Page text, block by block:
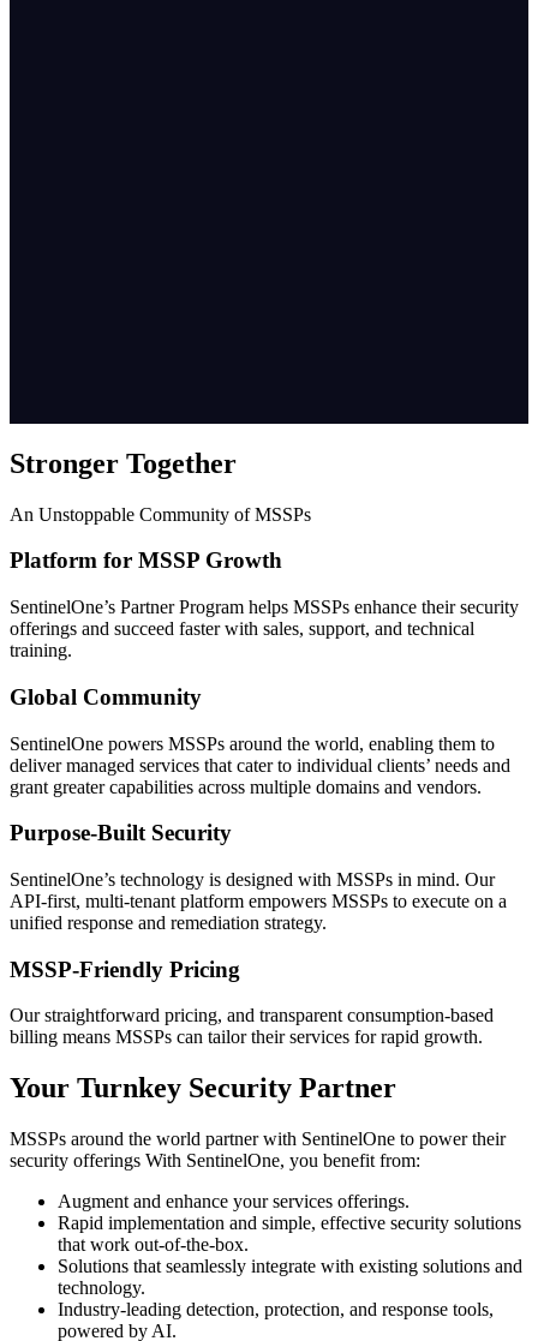
Stronger Together
An Unstoppable Community of MSSPs
Platform for MSSP Growth
SentinelOne’s Partner Program helps MSSPs enhance their security
offerings and succeed faster with sales, support, and technical
training.
Global Community
SentinelOne powers MSSPs around the world, enabling them to
deliver managed services that cater to individual clients’ needs and
grant greater capabilities across multiple domains and vendors.
Purpose-Built Security
SentinelOne’s technology is designed with MSSPs in mind. Our
API-first, multi-tenant platform empowers MSSPs to execute on a
unified response and remediation strategy.
MSSP-Friendly Pricing
Our straightforward pricing, and transparent consumption-based
billing means MSSPs can tailor their services for rapid growth.
Your Turnkey Security Partner
MSSPs around the world partner with SentinelOne to power their
security offerings With SentinelOne, you benefit from:
Augment and enhance your services offerings.
Rapid implementation and simple, effective security solutions
that work out-of-the-box.
Solutions that seamlessly integrate with existing solutions and
technology.
Industry-leading detection, protection, and response tools,
powered by AI.